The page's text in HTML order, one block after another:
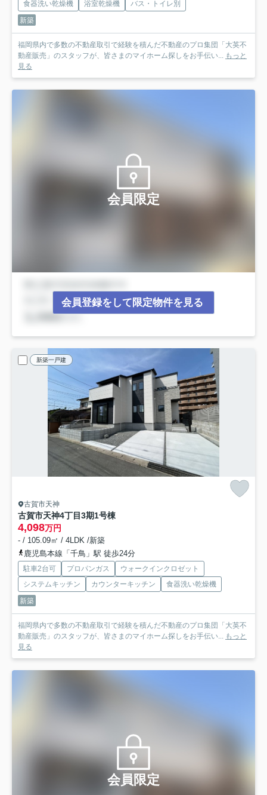
食器洗い乾燥機 浴室乾燥機
バス・トイレ別
新築
福岡県内で多数の不動産取引で経験を積んだ不動産のプロ集団「大英不
動産販売」のスタッフが、皆さまのマイホーム探しをお手伝い... もっと
見る
会員限定
会員登録をして限定物件を見る
新築一戸建
古賀市天神
古賀市天神4丁目3期1号棟
4,098万円
- / 105.09㎡ / 4LDK /新築
鹿児島本線「千鳥」駅 徒歩24分
駐車2台可 プロパンガス
ウォークインクロゼット
システムキッチン
カウンターキッチン
食器洗い乾燥機
新築
福岡県内で多数の不動産取引で経験を積んだ不動産のプロ集団「大英不
動産販売」のスタッフが、皆さまのマイホーム探しをお手伝い... もっと
見る
会員限定